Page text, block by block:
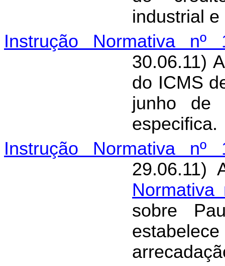
industrial
Instrução Normativa nº
30.06.11)
do ICMS
junho de
especifica.
Instrução Normativa nº
29.06.11)
sobre